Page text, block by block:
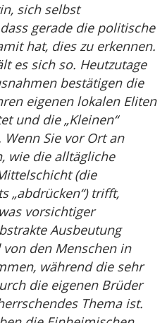
sich selbst
gerade die politische
hat, dies zu erkennen.
es sich so. Heutzutage
bestätigen die
eigenen lokalen Eliten
und die „Kleinen“
Sie vor Ort an
wie die alltägliche
(die
„abdrücken“) trifft,
vorsichtiger
Ausbeutung
den Menschen in
während die sehr
die eigenen Brüder
Thema ist.